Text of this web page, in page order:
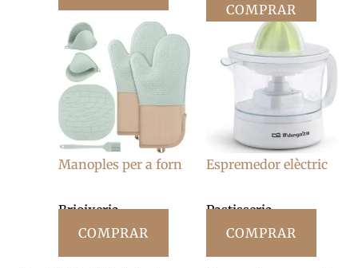
COMPRAR
Manoples per a forn
Brioixeria
COMPRAR
Espremedor elèctric
Pastisseria
COMPRAR